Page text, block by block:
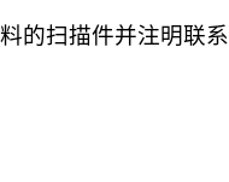
的扫描件并注明联